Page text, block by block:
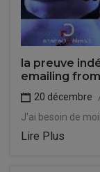
la preuve
emailing
20 décembre
J'ai besoin de
Lire Plus